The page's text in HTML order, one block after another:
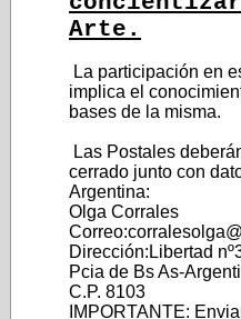
Arte.
La participación en
implica el
bases de la misma.
Las Postales
cerrado junto con
Argentina:
Olga Corrales
Dirección:Libertad
Pcia de Bs As-
C.P. 8103
IMPORTANTE: